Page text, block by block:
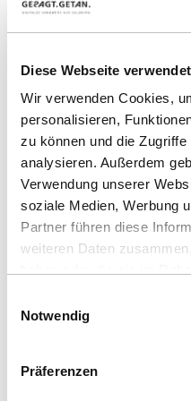
Diese Webseite
Wir verwenden Cookies,
personalisieren,
zu können und die
analysieren. Außerdem
Verwendung unserer
soziale Medien, Werbung
Partner führen diese
weiteren Daten
Notwendig
Präferenzen
PRUM_EPISODES:
cookiesAllowed: Zur
Dialog bereits
GOOGLE ANALYTICS
Diese Website
Webanalysedienst der
Google Analytics
Website-Benutzer und
Benutzung der
Benutzer.